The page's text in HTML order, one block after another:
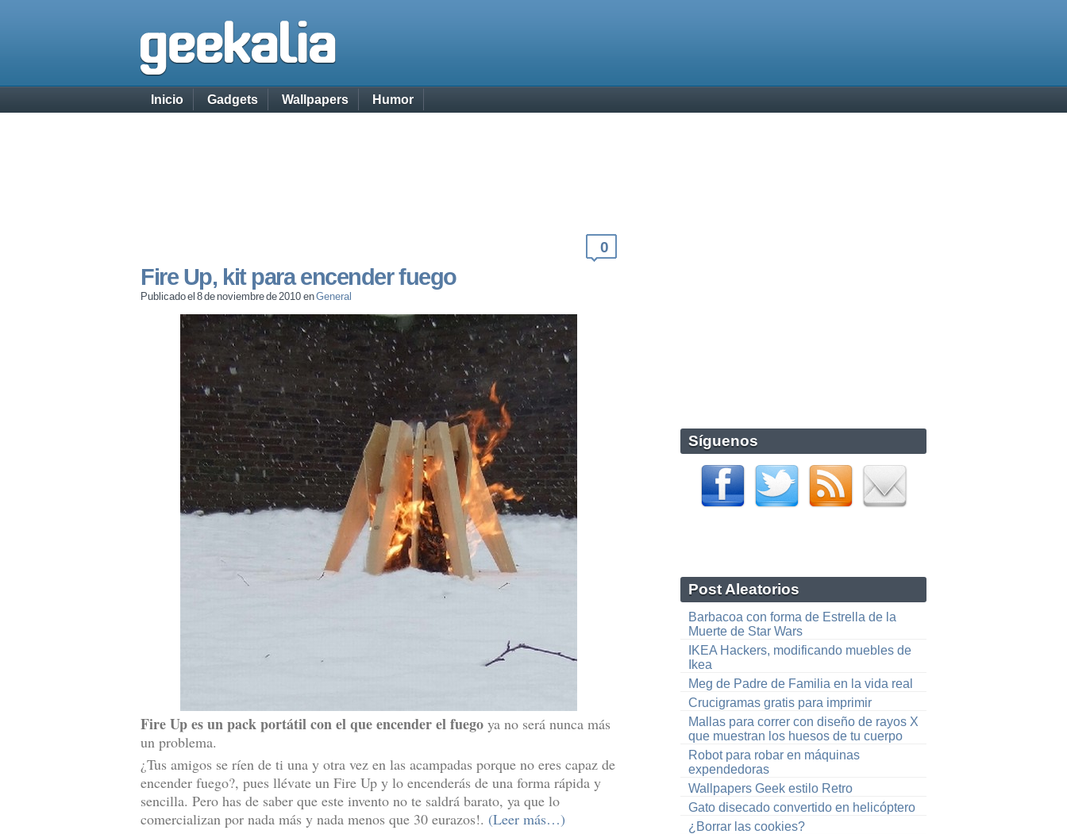
Inicio Gadgets Wallpapers Humor
0
Fire Up, kit para encender fuego
Publicado el 8 de noviembre de 2010 enGeneral
Fire Up es un pack portátil con el que encender el fuego ya no será nunca más
un problema.
¿Tus amigos se ríen de ti una y otra vez en las acampadas porque no eres capaz de
encender fuego?, pues llévate un Fire Up y lo encenderás de una forma rápida y
sencilla. Pero has de saber que este invento no te saldrá barato, ya que lo
comercializan por nada más y nada menos que 30 eurazos!. (Leer más…)
Síguenos
Post Aleatorios
Barbacoa con forma de Estrella de la
Muerte de Star Wars
IKEA Hackers, modificando muebles de
Ikea
Meg de Padre de Familia en la vida real
Crucigramas gratis para imprimir
Mallas para correr con diseño de rayos X
que muestran los huesos de tu cuerpo
Robot para robar en máquinas
expendedoras
Wallpapers Geek estilo Retro
Gato disecado convertido en helicóptero
¿Borrar las cookies?